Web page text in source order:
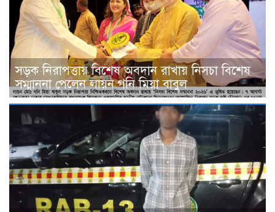
সড়ক নিরাপত্তায় বিশেষ অবদান রাখায় নিসচা বিশেষ
সম্মাননা পেলেন লায়ন গনি মিয়া বাবুল